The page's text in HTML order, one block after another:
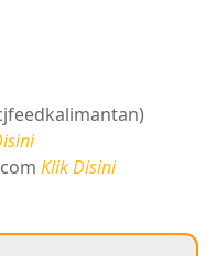
Klik Disini